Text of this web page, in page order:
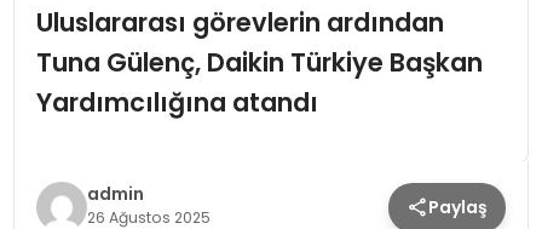
GÜNDEM
SIYASET
Uluslararası görevlerin ardından
Tuna Gülenç, Daikin Türkiye Başkan
Yardımcılığına atandı
admin
26 Ağustos 2025 Paylaş